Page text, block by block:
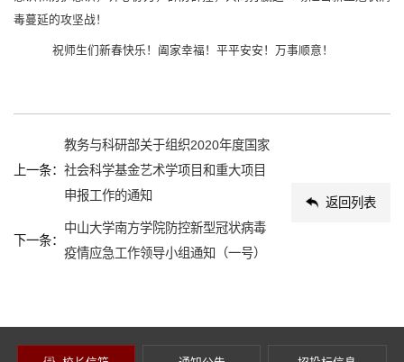
毒蔓延的攻坚战！
祝师生们新春快乐！阖家幸福！平平安安！万事顺意！
上一条：
教务与科研部关于组织2020年度国家
社会科学基金艺术学项目和重大项目
申报工作的通知
下一条：
中山大学南方学院防控新型冠状病毒
疫情应急工作领导小组通知（一号）
返回列表